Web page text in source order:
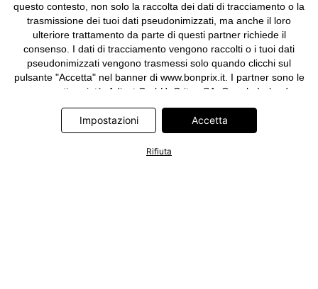
questo contesto, non solo la raccolta dei dati di tracciamento o la
trasmissione dei tuoi dati pseudonimizzati, ma anche il loro
ulteriore trattamento da parte di questi partner richiede il
consenso. I dati di tracciamento vengono raccolti o i tuoi dati
pseudonimizzati vengono trasmessi solo quando clicchi sul
pulsante "Accetta" nel banner di www.bonprix.it. I partner sono le
seguenti società: Adjust GmbH, Criteo SA, Google Ireland
Limited, Hurra Communications GmbH, ID5 Technology Ltd,
Meta Platforms Ireland Limited, Microsoft Ireland Operations
Limited, Pinterest Europe Limited, RTB-House GmbH, TikTok
Information Technologies UK Limited. Ulteriori informazioni sul
Impostazioni Accetta
Rifiuta